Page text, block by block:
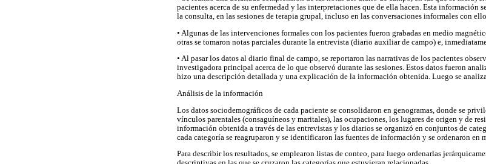
pacientes acerca de su enfermedad y las interpretaciones que de ella hacen. Esta información
la consulta, en las sesiones de terapia grupal, incluso en las conversaciones informales con
• Algunas de las intervenciones formales con los pacientes fueron grabadas en medio
otras se tomaron notas parciales durante la entrevista (diario auxiliar de campo) e,
• Al pasar los datos al diario final de campo, se reportaron las narrativas de los pacientes
investigadora principal acerca de lo que observó durante las sesiones. Estos datos fueron
hizo una descripción detallada y una explicación de la información obtenida. Luego se
Análisis de la información
Los datos sociodemográficos de cada paciente se consolidaron en genogramas, donde se
vínculos parentales (consaguíneos y maritales), las ocupaciones, los lugares de origen y de
información obtenida a través de las entrevistas y los diarios se organizó en conjuntos de
cada categoría se reagruparon y se identificaron las fuentes de información y se ordenaron en
Para describir los resultados, se emplearon listas de conteo, para luego ordenarlas